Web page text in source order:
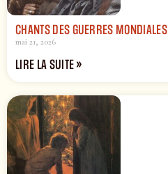
CHANTS DES GUERRES MONDIALES
mai 21, 2026
LIRE LA SUITE »